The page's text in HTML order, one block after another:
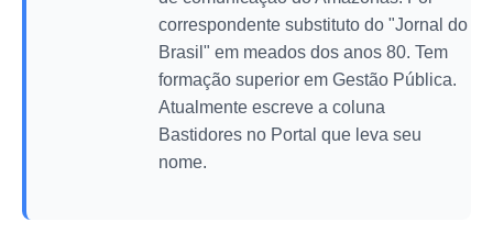
correspondente substituto do "Jornal do
Brasil" em meados dos anos 80. Tem
formação superior em Gestão Pública.
Atualmente escreve a coluna
Bastidores no Portal que leva seu
nome.